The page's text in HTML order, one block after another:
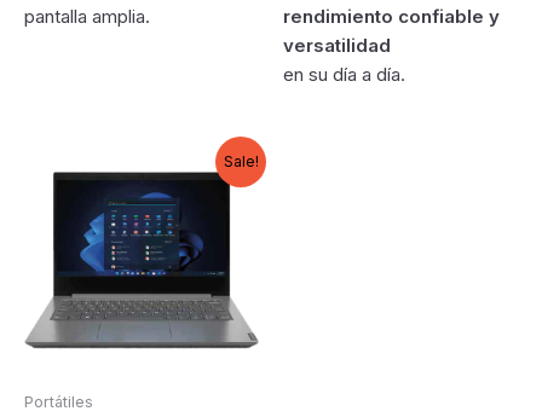
pantalla amplia.
rendimiento confiable y
versatilidad
en su día a día.
Sale!
Portátiles